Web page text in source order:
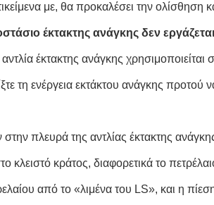
με, θα προκαλέσει την ολίσθηση
έκτακτης ανάγκης δεν
έκτακτης ανάγκης χρησιμοποιείται
τη ενέργεια εκτάκτου ανάγκης προτού
πλευρά της αντλίας έκτακτης ανάγκης
κλειστό κράτος, διαφορετικά το
από το «λιμένα του LS», και η